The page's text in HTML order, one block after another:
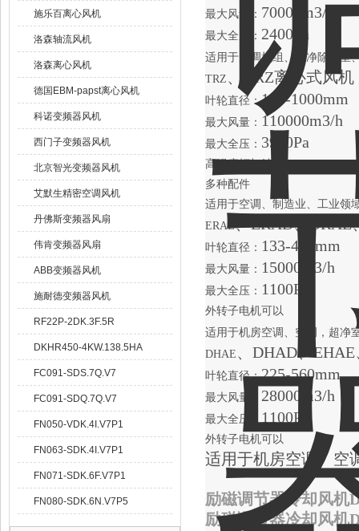
施乐百离心风机
洛森轴流风机
洛森离心风机
德国EBM-papst离心风机
科诺变频器风机
西门子变频器风机
北京智光变频器风机
艾默生精密空调风机
丹佛斯变频器风扇
伟肯变频器风扇
ABB变频器风机
施耐德变频器风机
RF22P-2DK.3F.5R
DKHR450-4KW.138.5HA
FC091-SDS.7Q.V7
FC091-SDQ.7Q.V7
FN050-VDK.4I.V7P1
FN063-SDK.4I.V7P1
FN071-SDK.6F.V7P1
FN080-SDK.6N.V7P5
最大风量： 70000m3/h
最大全压： 2400Pa
适用于空调机组、超净除尘室
TRZ 、HRZ离心式风
叶轮直径：160-1000mm
最大风量： 110000m3/h
最大全压： 3900Pa
高强度框架结构
多种配件
适用于空调、制造业、工业领
ERAE、ERAD、
叶轮直径： 133-400mm
最大风量： 15000m3/h
最大全压： 1100Pa
外转子电机可以
适用于机房空调、空调，超净
DHAE 、DHAD、
叶轮直径：225-560mm
最大风量： 28000m3/h
最大全压：1100Pa
外转子电机可以
适用于机房空调、空
励磁调节器冷却风机
励磁调节器冷却风机